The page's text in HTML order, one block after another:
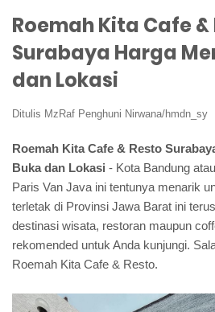
Roemah Kita Cafe &
Surabaya Harga
dan Lokasi
Ditulis MzRaf Penghuni Nirwana/hmdn_sy
Roemah Kita Cafe & Resto
Buka dan Lokasi - Kota Bandung
Paris Van Java ini tentunya menarik
terletak di Provinsi Jawa Barat ini
destinasi wisata, restoran maupun
rekomended untuk Anda kunjungi.
Roemah Kita Cafe & Resto.